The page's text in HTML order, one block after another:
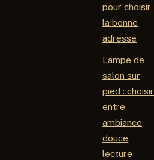
pour choisir
la bonne
adresse
Lampe de
salon sur
pied : choisir
entre
ambiance
douce,
lecture